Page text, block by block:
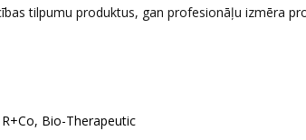
tilpumu produktus, gan profesionāļu izmēra
Bio-Therapeutic